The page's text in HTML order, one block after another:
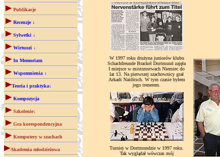
Publikacje
Recenzje ↓
Sylwetki ↓
Wirtuozi ↓
In Memoriam
Wspomnienia ↓
Teoria i praktyka↓
Kompozycja
Szkolenie↓
Gra korespondencyjna
Komputery w szachach
Akademia młodzieżowa
W 1997 roku drużyna juniorów klubu
Schachfreunde Brackel Dortmund zajęła
I miejsce w mistrzostwach Niemiec do
lat 13. Na pierwszej szachownicy grał
Arkadi Naiditsch. W tym czasie byłem
jego trenerem.
Turniej w Dortmundzie w 1997 roku.
Tak wyglądał wówczas mój